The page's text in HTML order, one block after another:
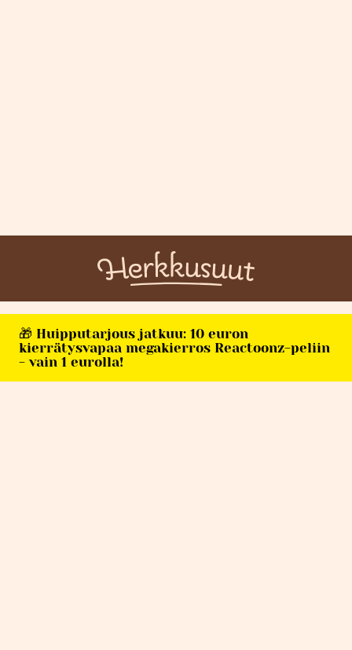
🎁 Huipputarjous jatkuu: 10 euron
kierrätysvapaa megakierros Reactoonz-peliin
- vain 1 eurolla!